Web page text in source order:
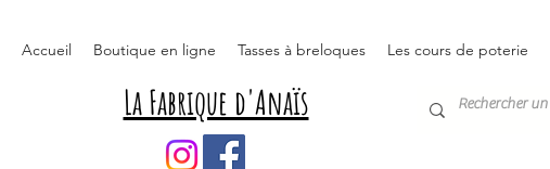
Accueil Boutique en ligne Tasses à breloques Les cours de poterie
La Fabrique d'Anaïs